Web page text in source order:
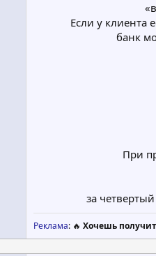
Если у клиента
банк
При
за
Реклама: 🔥 Хочешь